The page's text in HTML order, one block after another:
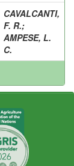
CAVALCANTI,
F. R.;
AMPESE, L.
C.